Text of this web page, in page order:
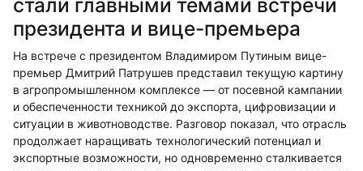
стали главными темами встречи
президента и вице-премьера
На встрече с президентом Владимиром Путиным вице-
премьер Дмитрий Патрушев представил текущую картину
в агропромышленном комплексе — от посевной кампании
и обеспеченности техникой до экспорта, цифровизации и
ситуации в животноводстве. Разговор показал, что отрасль
продолжает наращивать технологический потенциал и
экспортные возможности, но одновременно сталкивается